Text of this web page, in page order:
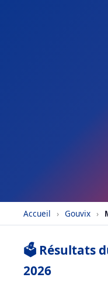
Accueil › Gouvix ›
🗳️ Résultats
2026